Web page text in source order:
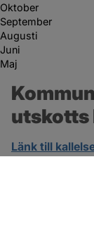
Oktober
September
Augusti
Juni
Maj
utskotts
Länk till